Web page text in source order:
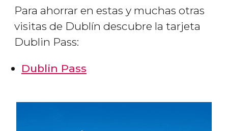
Para ahorrar en estas y muchas otras
visitas de Dublín descubre la tarjeta
Dublin Pass:
Dublin Pass